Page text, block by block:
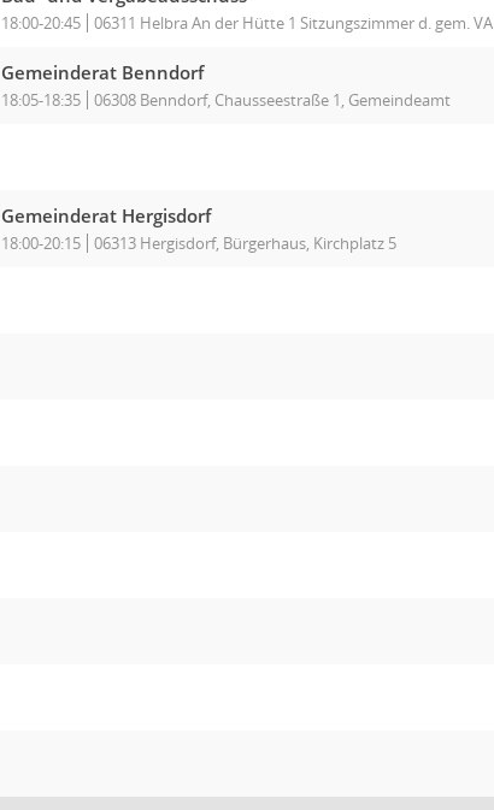
18:00-20:45 06311 Helbra An der Hütte 1 Sitzungszimmer d. gem. VA
Gemeinderat Benndorf
18:05-18:35 06308 Benndorf, Chausseestraße 1, Gemeindeamt
Gemeinderat Hergisdorf
18:00-20:15 06313 Hergisdorf, Bürgerhaus, Kirchplatz 5